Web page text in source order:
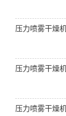
压力喷雾干燥
压力喷雾干燥
压力喷雾干燥